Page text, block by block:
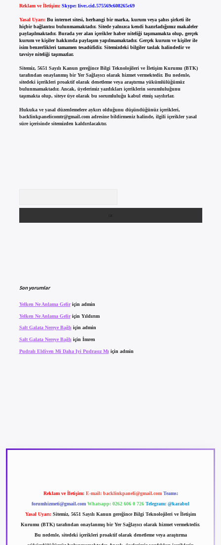
Reklam ve İletişim: Skype: live:.cid.575569c608265c69
Yasal Uyarı: Bu internet sitesi, herhangi bir marka, kurum veya şahıs şirketi ile
hiçbir bağlantısı bulunmamaktadır. Sitede yalnızca kendi hazırladığımız makaleler
paylaşılmaktadır. Burada yer alan içerikler haber niteliği taşımamakta olup, gerçek
kurum ve kişiler hakkında paylaşım yapılmamaktadır. Gerçek kurum ve kişiler ile
isim benzerlikleri tamamen tesadüfidir. Sitemizdeki bilgiler taslak halindedir ve
tavsiye niteliği taşımazlar.
Sitemiz, 5651 Sayılı Kanun gereğince Bilgi Teknolojileri ve İletişim Kurumu (BTK)
tarafından onaylanmış bir Yer Sağlayıcı olarak hizmet vermektedir. Bu nedenle,
sitedeki içerikleri proaktif olarak denetleme veya araştırma yükümlülüğümüz
bulunmamaktadır. Ancak, üyelerimiz yazdıkları içeriklerin sorumluluğunu
taşımakta olup, siteye üye olarak bu sorumluluğu kabul etmiş sayılırlar.
Hukuka ve yasal düzenlemelere aykırı olduğunu düşündüğünüz içerikleri,
backlinkpanelicomtr@gmail.comadresine bildirmeniz halinde, ilgili içerikler yasal
süre içerisinde sitemizden kaldırılacaktır.
Son yorumlar
Yelken Ne Anlama Geliriçin admin
Yelken Ne Anlama Geliriçin Yıldırım
Salt Galata Nereye Bağlıiçin admin
Salt Galata Nereye Bağlı için İmren
Pudralı Eldiven Mi Daha Iyi Pudrasız Mı için admin
Reklam ve İletişim: E-mail: backlinkpaneli@gmail.com Teams:
forumhizmeti@gmail.com Whatsapp: 0262 606 0 726 Telegram: @karabul
Yasal Uyarı: Sitemiz, 5651 Sayılı Kanun gereğince Bilgi Teknolojileri ve İletişim
Kurumu (BTK) tarafından onaylanmış bir Yer Sağlayıcı olarak hizmet vermektedir.
Bu nedenle, sitedeki içerikleri proaktif olarak denetleme veya araştırma